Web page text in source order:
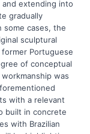
extending into
gradually
some cases, the
sculptural
Portuguese
of conceptual
was
with a relevant
built in concrete
with Brazilian